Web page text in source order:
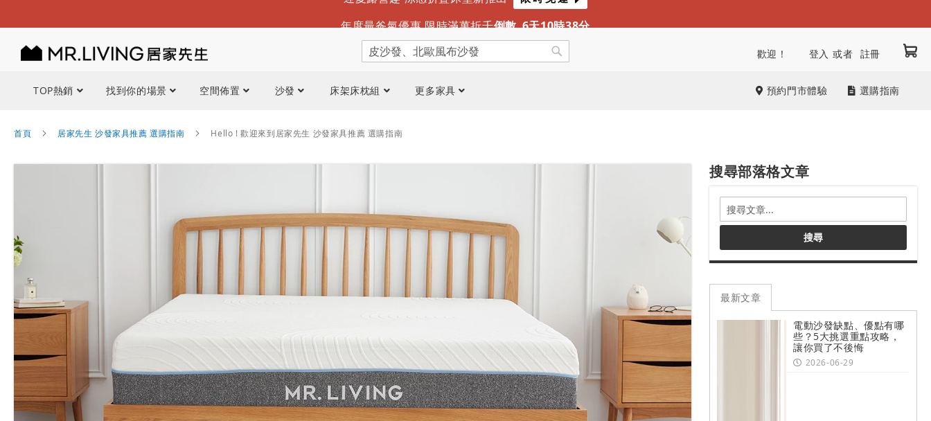
年度最爸氣優惠 限時滿萬折千倒數 6天10時38
限時免運
我
搜
尋
容
歡迎！ 登入 註冊
TOP熱銷 找到你的場景 空間佈置 沙發 床架床枕組 更多家具 預約門市體驗 選購指南
首頁 居家先生 沙發家具推薦 選購指南 Hello ! 歡迎來到居家先生 沙發家具推薦 選購指南
搜尋部落格文章
搜
尋
部
格
章
搜尋
最新文章
電動沙發缺點、優點有哪
些？5大挑選重點攻略，
讓你買了不後悔
2026-06-29